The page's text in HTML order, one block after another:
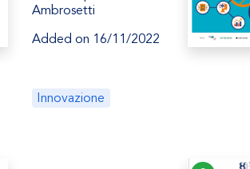
Ambrosetti
Added on 16/11/2022
Innovazione